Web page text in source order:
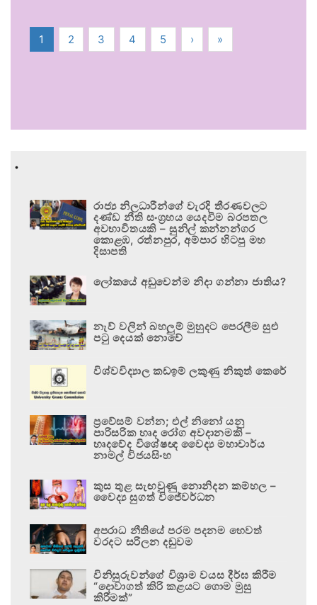
1 2 3 4 5 › »
.
රාජ්‍ය නිලධාරීන්ගේ වැරදි තීරණවලට
දණ්ඩ නීති සංග්‍රහය යෙදවීම බරපතල
අවභාවිතයකි – සුනිල් කන්නන්ගර
කොළඹ, රත්නපුර, අම්පාර හිටපු මහ
දිසාපති
ලෝකයේ අඩුවෙන්ම නිදා ගන්නා ජාතිය?
නැව් වලින් බහලුම් මුහුදට පෙරලීම සුළු
පටු දෙයක් නොවේ
විශ්වවිද්‍යාල කඩඉම් ලකුණු නිකුත් කෙරේ
ප්‍රවේසම් වන්න; එල් නිනෝ යනු
පාරිසරික හෘද රෝග අවදානමකි –
හෘදවේද විශේෂඥ වෛද්‍ය මහාචාර්ය
නාමල් විජයසිංහ
කුස තුළ සැඟවුණු නොනිදන කම්හල –
වෛද්‍ය සුගත් විජේවර්ධන
අපරාධ නීතියේ පරම පදනම හෙවත්
වරදට සරිලන දඬුවම
විනිසුරුවන්ගේ විශ්‍රාම වයස දීර්ඝ කිරීම
“දොවාගත් කිරි කළයට ගොම මුසු
කිරීමක්”